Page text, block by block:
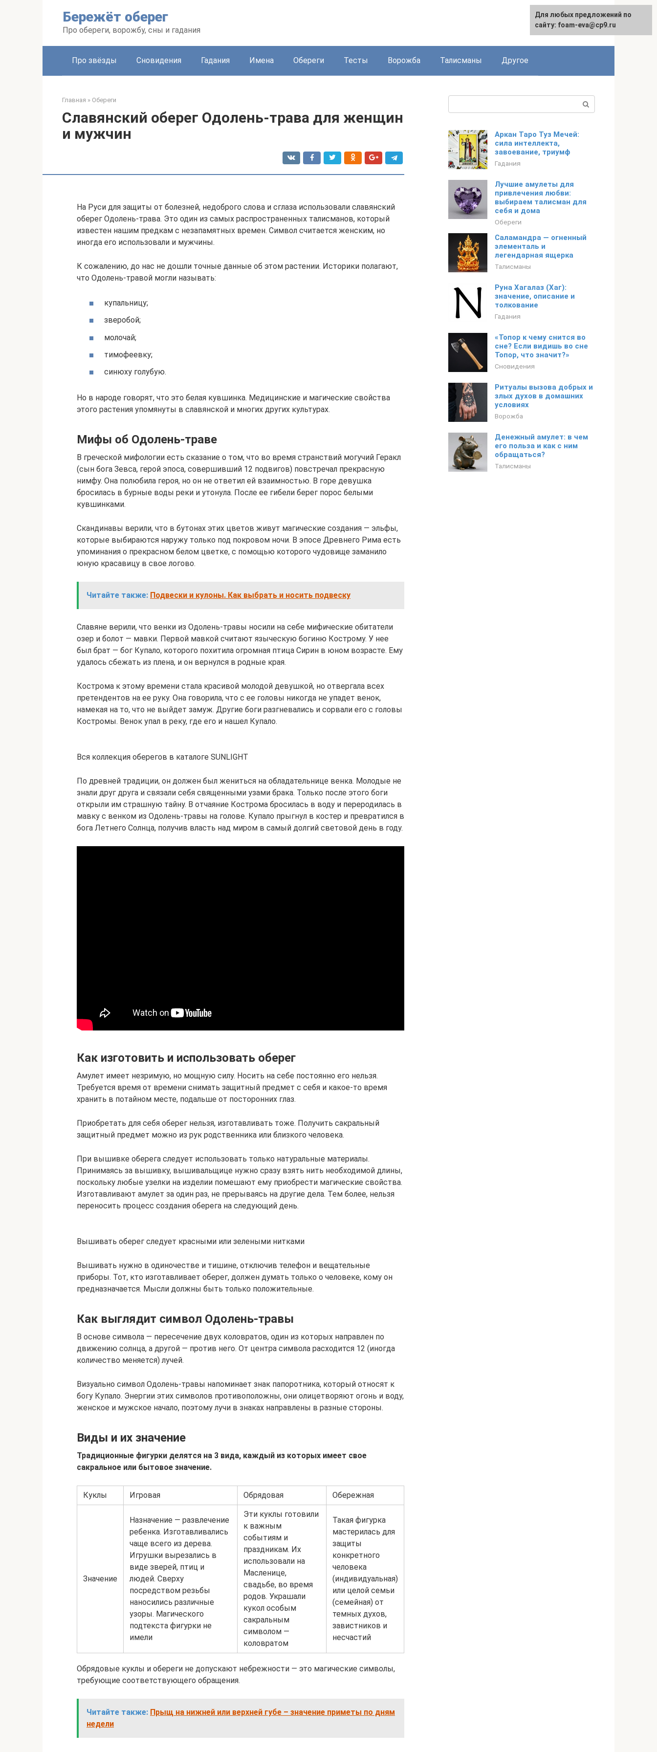
Бережёт оберег
Про обереги, ворожбу, сны и гадания
Про звёзды Сновидения Гадания Имена Обереги Тесты Ворожба Талисманы Другое
Главная » Обереги
Славянский оберег Одолень-трава для женщин
и мужчин
На Руси для защиты от болезней, недоброго слова и сглаза использовали славянский
оберег Одолень-трава. Это один из самых распространенных талисманов, который
известен нашим предкам с незапамятных времен. Символ считается женским, но
иногда его использовали и мужчины.
К сожалению, до нас не дошли точные данные об этом растении. Историки полагают,
что Одолень-травой могли называть:
купальницу;
зверобой;
молочай;
тимофеевку;
синюху голубую.
Но в народе говорят, что это белая кувшинка. Медицинские и магические свойства
этого растения упомянуты в славянской и многих других культурах.
Мифы об Одолень-траве
В греческой мифологии есть сказание о том, что во время странствий могучий Геракл
(сын бога Зевса, герой эпоса, совершивший 12 подвигов) повстречал прекрасную
нимфу. Она полюбила героя, но он не ответил ей взаимностью. В горе девушка
бросилась в бурные воды реки и утонула. После ее гибели берег порос белыми
кувшинками.
Скандинавы верили, что в бутонах этих цветов живут магические создания — эльфы,
которые выбираются наружу только под покровом ночи. В эпосе Древнего Рима есть
упоминания о прекрасном белом цветке, с помощью которого чудовище заманило
юную красавицу в свое логово.
Читайте также: Подвески и кулоны. Как выбрать и носить подвеску
Славяне верили, что венки из Одолень-травы носили на себе мифические обитатели
озер и болот — мавки. Первой мавкой считают языческую богиню Кострому. У нее
был брат — бог Купало, которого похитила огромная птица Сирин в юном возрасте. Ему
удалось сбежать из плена, и он вернулся в родные края.
Кострома к этому времени стала красивой молодой девушкой, но отвергала всех
претендентов на ее руку. Она говорила, что с ее головы никогда не упадет венок,
намекая на то, что не выйдет замуж. Другие боги разгневались и сорвали его с головы
Костромы. Венок упал в реку, где его и нашел Купало.
Вся коллекция оберегов в каталоге SUNLIGHT
По древней традиции, он должен был жениться на обладательнице венка. Молодые не
знали друг друга и связали себя священными узами брака. Только после этого боги
открыли им страшную тайну. В отчаяние Кострома бросилась в воду и переродилась в
мавку с венком из Одолень-травы на голове. Купало прыгнул в костер и превратился в
бога Летнего Солнца, получив власть над миром в самый долгий световой день в году.
Как изготовить и использовать оберег
Амулет имеет незримую, но мощную силу. Носить на себе постоянно его нельзя.
Требуется время от времени снимать защитный предмет с себя и какое-то время
хранить в потайном месте, подальше от посторонних глаз.
Приобретать для себя оберег нельзя, изготавливать тоже. Получить сакральный
защитный предмет можно из рук родственника или близкого человека.
При вышивке оберега следует использовать только натуральные материалы.
Принимаясь за вышивку, вышивальщице нужно сразу взять нить необходимой длины,
поскольку любые узелки на изделии помешают ему приобрести магические свойства.
Изготавливают амулет за один раз, не прерываясь на другие дела. Тем более, нельзя
переносить процесс создания оберега на следующий день.
Вышивать оберег следует красными или зелеными нитками
Вышивать нужно в одиночестве и тишине, отключив телефон и вещательные
приборы. Тот, кто изготавливает оберег, должен думать только о человеке, кому он
предназначается. Мысли должны быть только положительные.
Как выглядит символ Одолень-травы
В основе символа — пересечение двух коловратов, один из которых направлен по
движению солнца, а другой — против него. От центра символа расходится 12 (иногда
количество меняется) лучей.
Визуально символ Одолень-травы напоминает знак папоротника, который относят к
богу Купало. Энергии этих символов противоположны, они олицетворяют огонь и воду,
женское и мужское начало, поэтому лучи в знаках направлены в разные стороны.
Виды и их значение
Традиционные фигурки делятся на 3 вида, каждый из которых имеет свое
сакральное или бытовое значение.
Куклы Игровая Обрядовая Обережная
Значение
Назначение — развлечение
ребенка. Изготавливались
чаще всего из дерева.
Игрушки вырезались в
виде зверей, птиц и
людей. Сверху
посредством резьбы
наносились различные
узоры. Магического
подтекста фигурки не
имели
Эти куклы готовили
к важным
событиям и
праздникам. Их
использовали на
Масленице,
свадьбе, во время
родов. Украшали
кукол особым
сакральным
символом —
коловратом
Такая фигурка
мастерилась для
защиты
конкретного
человека
(индивидуальная)
или целой семьи
(семейная) от
темных духов,
завистников и
несчастий
Обрядовые куклы и обереги не допускают небрежности — это магические символы,
требующие соответствующего обращения.
Читайте также: Прыщ на нижней или верхней губе – значение приметы по дням
недели
Аркан Таро Туз Мечей:
cила интеллекта,
завоевание, триумф
Гадания
Лучшие амулеты для
привлечения любви:
выбираем талисман для
себя и дома
Обереги
Саламандра — огненный
элементаль и
легендарная ящерка
Талисманы
Руна Хагалаз (Хаг):
значение, описание и
толкование
Гадания
«Топор к чему снится во
сне? Если видишь во сне
Топор, что значит?»
Сновидения
Ритуалы вызова добрых и
злых духов в домашних
условиях
Ворожба
Денежный амулет: в чем
его польза и как с ним
обращаться?
Талисманы
Для любых предложений по
сайту: foam-eva@cp9.ru